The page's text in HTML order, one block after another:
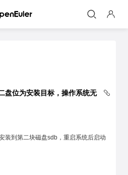
盘位为安装目标，操作系统无
装到第二块磁盘sdb，重启系统后启动